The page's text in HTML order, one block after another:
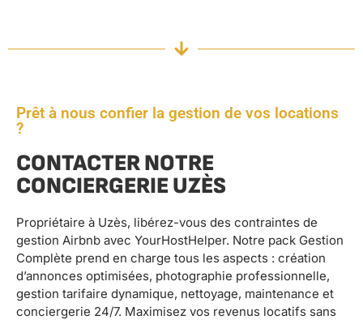
Prêt à nous confier la gestion de vos locations
?
CONTACTER NOTRE
CONCIERGERIE UZÈS
Propriétaire à Uzès, libérez-vous des contraintes de
gestion Airbnb avec YourHostHelper. Notre pack Gestion
Complète prend en charge tous les aspects : création
d’annonces optimisées, photographie professionnelle,
gestion tarifaire dynamique, nettoyage, maintenance et
conciergerie 24/7. Maximisez vos revenus locatifs sans